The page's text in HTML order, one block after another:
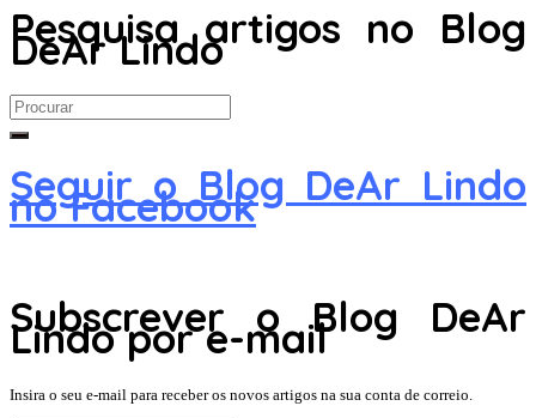
Pesquisa artigos no Blog
DeAr Lindo
Search
for:
Seguir o Blog DeAr Lindo
no Facebook
Subscrever o Blog DeAr
Lindo por e-mail
Insira o seu e-mail para receber os novos artigos na sua conta de correio.